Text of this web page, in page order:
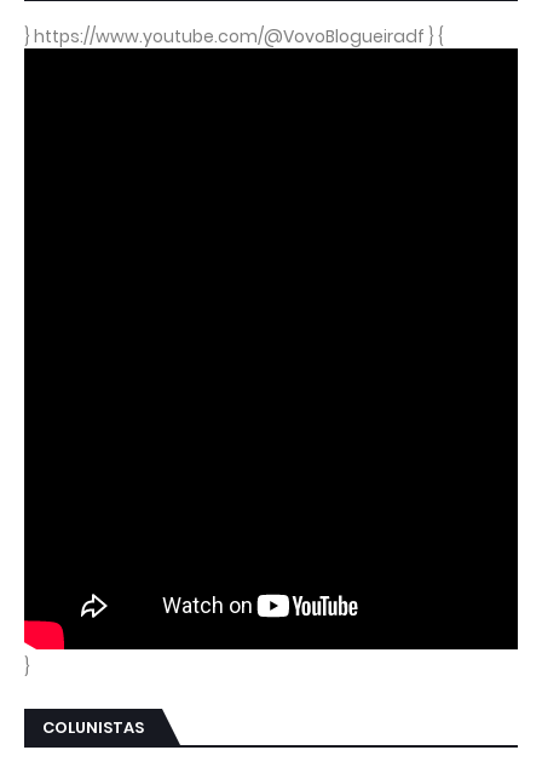
} https://www.youtube.com/@VovoBlogueiradf } {
}
COLUNISTAS